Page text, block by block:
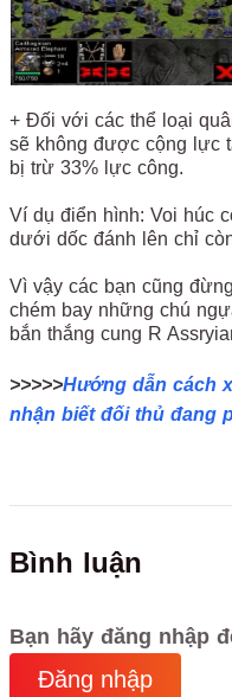
+ Đối với các thể loại
sẽ không được cộng lực
bị trừ 33% lực công.
Ví dụ điển hình: Voi húc
dưới dốc đánh lên chỉ
Vì vậy các bạn cũng
chém bay những chú
bắn thắng cung R
>>>>>Hướng dẫn cách
nhận biết đối thủ đang
Bình luận
Bạn hãy đăng nhập
Đăng nhập